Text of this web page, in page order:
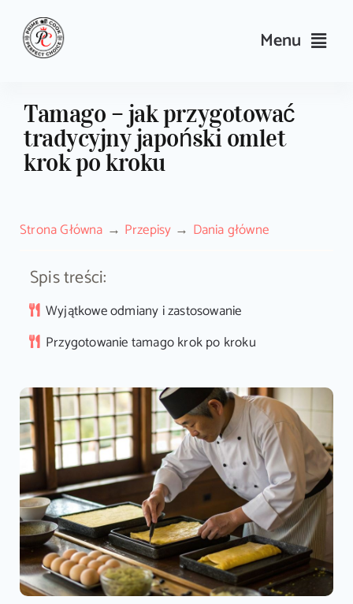
content
Menu
Kulinarne triki i porady
Search
Sklep PrimeCook
Tamago – jak przygotować
tradycyjny japoński omlet
krok po kroku
Strona Główna Przepisy Dania główne
Spis treści:
Wyjątkowe odmiany i zastosowanie
Przygotowanie tamago krok po kroku